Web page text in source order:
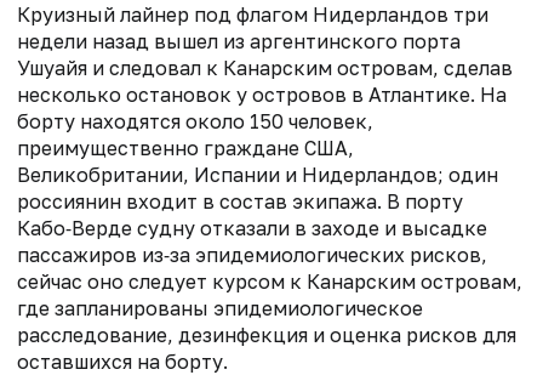
Круизный лайнер под флагом Нидерландов три
недели назад вышел из аргентинского порта
Ушуайя и следовал к Канарским островам, сделав
несколько остановок у островов в Атлантике. На
борту находятся около 150 человек,
преимущественно граждане США,
Великобритании, Испании и Нидерландов; один
россиянин входит в состав экипажа. В порту
Кабо‑Верде судну отказали в заходе и высадке
пассажиров из‑за эпидемиологических рисков,
сейчас оно следует курсом к Канарским островам,
где запланированы эпидемиологическое
расследование, дезинфекция и оценка рисков для
оставшихся на борту.